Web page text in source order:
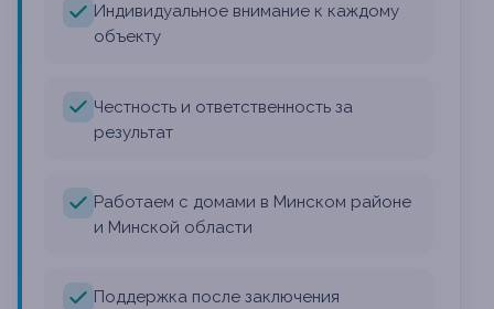
Индивидуальное внимание к каждому
объекту
Честность и ответственность за
результат
Работаем с домами в Минском районе
и Минской области
Поддержка после заключения